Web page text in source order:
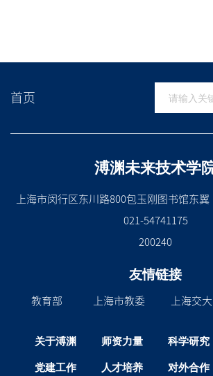
首页
溥渊未来技术学
上海市闵行区东川路800包玉刚图书馆东翼
021-54741175
200240
友情链接
教育部 上海市教委 上海交大
关于溥渊 师资力量 科学研究
党建工作 人才培养 对外合作